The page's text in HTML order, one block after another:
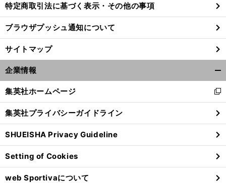
手
」
、
特定商取引法に基づく表示・その他の事項
ブラウザプッシュ通知について
サイトマップ
企業情報
閉
る
集英社ホームページ
新
し
い
ウ
ィ
ン
ド
ウ
で
集英社プライバシーガイドライン
SHUEISHA Privacy Guideline
Setting of Cookies
web Sportivaについて